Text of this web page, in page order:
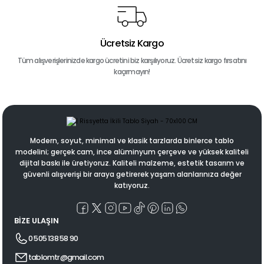
Ücretsiz Kargo
Tüm alışverişlerinizde kargo ücretini biz karşılıyoruz. Ücretsiz kargo fırsatını
kaçırmayın!
Modern, soyut, minimal ve klasik tarzlarda binlerce tablo
modelini; gerçek cam, ince alüminyum çerçeve ve yüksek kaliteli
dijital baskı ile üretiyoruz. Kaliteli malzeme, estetik tasarım ve
güvenli alışverişi bir araya getirerek yaşam alanlarınıza değer
katıyoruz.
BİZE ULAŞIN
0 505 138 58 90
tablomtr@gmail.com